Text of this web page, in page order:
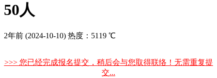
50人
2年前 (2024-10-10) 热度：5119 ℃
>>> 您已经完成报名提交，稍后会与您取得联络！无需重复提
交...